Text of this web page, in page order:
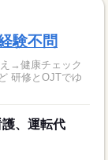
験不問
→健康チェック
研修とOJTでゆ
、運転代